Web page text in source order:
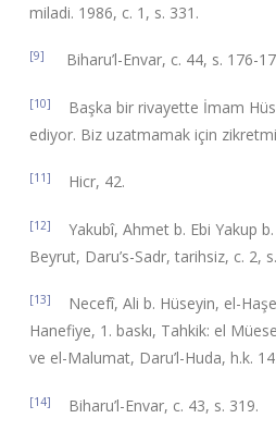
miladi. 1986, c. 1, s. 331.
[9] Biharu’l-Envar, c. 44, s. 176-
[10]
Başka bir rivayette İmam
ediyor. Biz uzatmamak için
[11] Hicr, 42.
[12]
Yakubî, Ahmet b. Ebi Yakup
Beyrut, Daru’s-Sadr, tarihsiz, c. 2,
[13]
Necefî, Ali b. Hüseyin, el-
Hanefiye, 1. baskı, Tahkik: el
ve el-Malumat, Daru’l-Huda, h.k.
[14] Biharu’l-Envar, c. 43, s. 319.